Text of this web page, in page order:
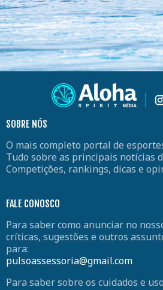
SOBRE NÓS
O mais completo portal de
Tudo sobre as principais notícias
Competições, rankings, dicas e
FALE CONOSCO
Para saber como anunciar no
críticas, sugestões e outros
para:
pulsoassessoria@gmail.com
Para saber sobre os cuidados e